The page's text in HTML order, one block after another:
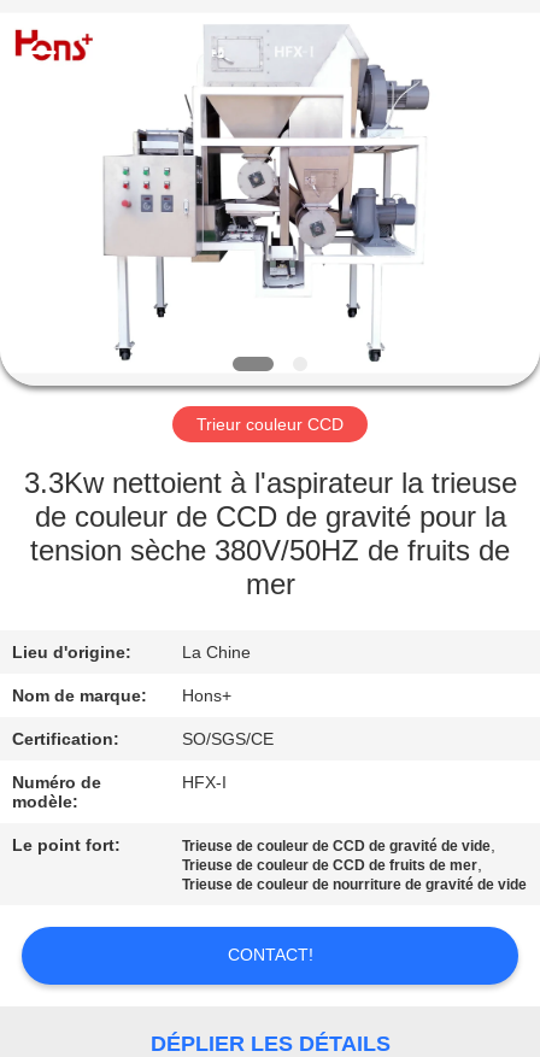
MAISON
PRODUITS
DE
NOUS
VISITE
D'USINE
QUALITÉ
CONTACTEZ-
NOUS
DEMANDEZ
CITATION
Optoelectronic
High-
tech
Trieur couleur CCD
3.3Kw nettoient à l'aspirateur la trieuse
de couleur de CCD de gravité pour la
tension sèche 380V/50HZ de fruits de
mer
Lieu d'origine: La Chine
Nom de marque: Hons+
Certification: SO/SGS/CE
Numéro de
modèle:
HFX-I
Le point fort: Trieuse de couleur de CCD de gravité de vide,
Trieuse de couleur de CCD de fruits de mer,
Trieuse de couleur de nourriture de gravité de vide
CONTACT!
DÉPLIER LES DÉTAILS